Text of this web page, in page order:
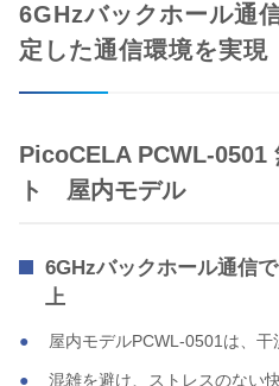
6GHzバックホール通
定した通信環境を実現
PicoCELA PCWL-0501
ト 屋内モデル
6GHzバックホール通信
上
屋内モデルPCWL-0501は、
混雑を避け、ストレスのない